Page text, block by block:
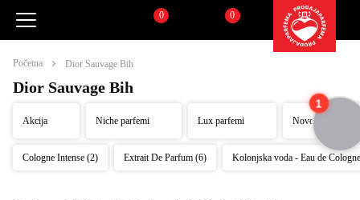
0 Korpa
0
Početna Dior Sauvage Bih
Dior Sauvage Bih
Akcija Niche parfemi Lux parfemi Novo
Cologne Intense (2) Extrait De Parfum (6) Kolonjska voda - Eau de
1